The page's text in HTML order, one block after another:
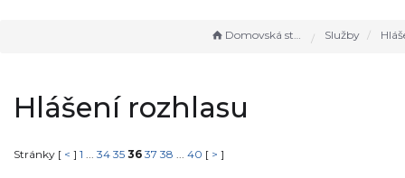
Domovská stránka Služby
Hlášení rozhlasu
Stránky [ < ] 1 ... 34 35 36 37 38 ... 40 [ > ]